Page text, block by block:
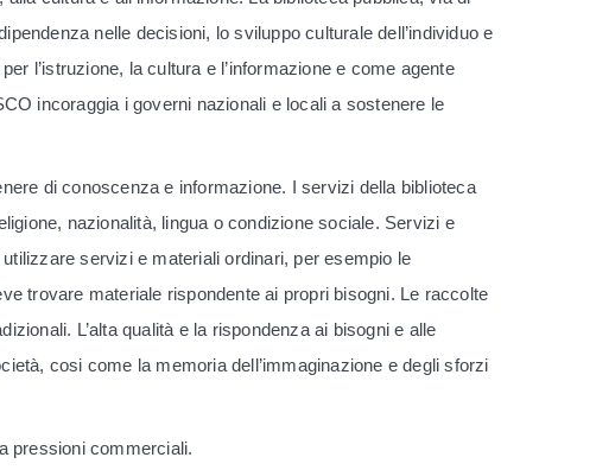
nelle decisioni, lo sviluppo culturale dell’individuo e
l’istruzione, la cultura e l’informazione e come agente
incoraggia i governi nazionali e locali a sostenere le
di conoscenza e informazione. I servizi della biblioteca
nazionalità, lingua o condizione sociale. Servizi e
servizi e materiali ordinari, per esempio le
trovare materiale rispondente ai propri bisogni. Le raccolte
L’alta qualità e la rispondenza ai bisogni e alle
cosi come la memoria dell’immaginazione e degli sforzi
pressioni commerciali.